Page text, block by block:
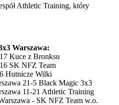
Athletic Training, który
Warszawa:
Kuce z Bronksu
SK NFZ Team
Hutnicze Wilki
21-5 Black Magic 3x3
11-21 Athletic Training
- SK NFZ Team w.o.